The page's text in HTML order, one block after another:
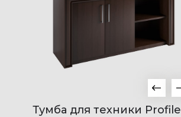
Тумба для техники Profile